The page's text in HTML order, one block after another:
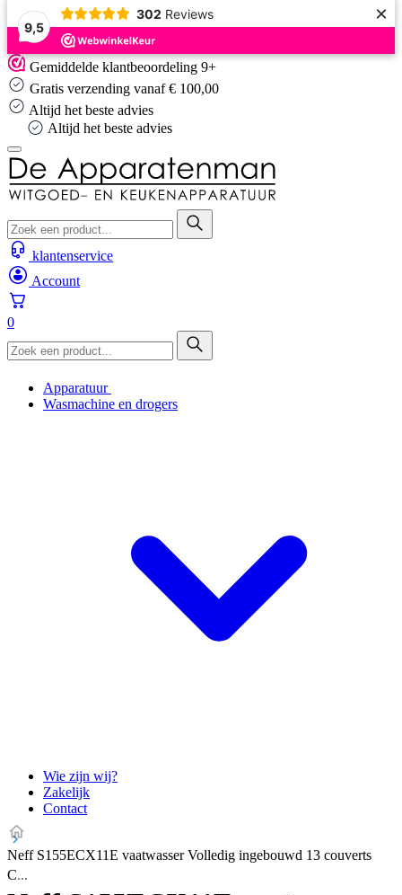
9,5
302 Reviews ×
Skip
to
content
Gemiddelde klantbeoordeling 9+
Gratis verzending vanaf € 100,00
Altijd het beste advies
Altijd het beste advies
klantenservice
Account
0
Apparatuur
Wasmachine en drogers
Wie zijn wij?
Zakelijk
Contact
Neff S155ECX11E vaatwasser Volledig ingebouwd 13 couverts
C